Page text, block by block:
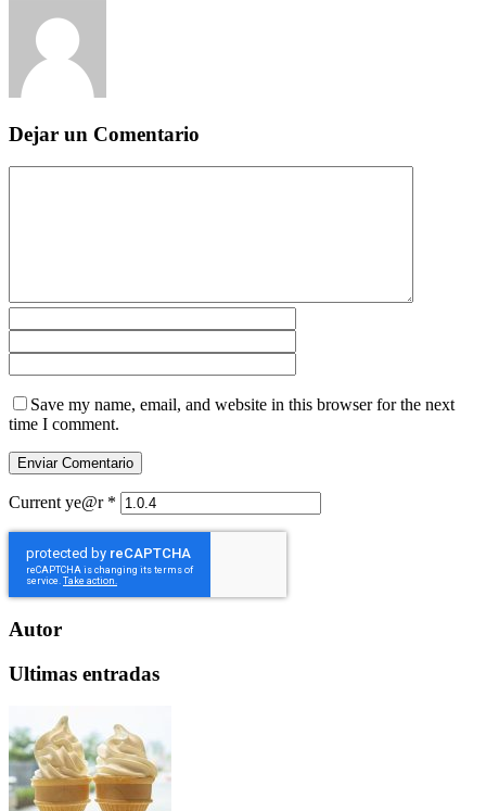
Dejar un Comentario
Save my name, email, and website in this browser for the next
time I comment.
Current ye@r *
Autor
Ultimas entradas